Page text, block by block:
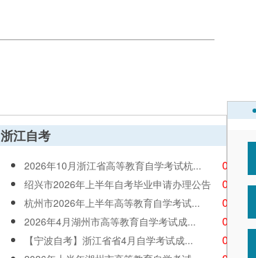
浙江自考
2026年10月浙江省高等教育自学考试杭... 07-01
绍兴市2026年上半年自考毕业申请办理公告 05-26
杭州市2026年上半年高等教育自学考试... 05-26
2026年4月湖州市高等教育自学考试成... 05-11
【宁波自考】浙江省省4月自学考试成... 05-11